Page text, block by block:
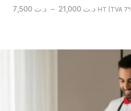
د.ت 7,500 – د.ت 21,000
Plage
21,000
HT (TVA